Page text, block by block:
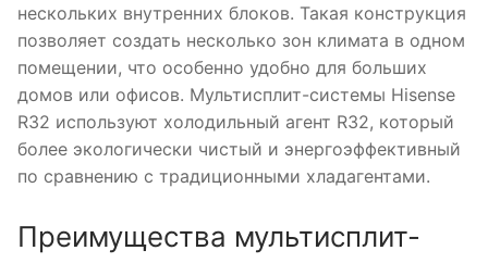
нескольких внутренних блоков. Такая конструкция
позволяет создать несколько зон климата в одном
помещении, что особенно удобно для больших
домов или офисов. Мультисплит-системы Hisense
R32 используют холодильный агент R32, который
более экологически чистый и энергоэффективный
по сравнению с традиционными хладагентами.
Преимущества мультисплит-